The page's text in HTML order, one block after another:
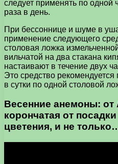
следует применять по одной
раза в день.
При бессоннице и шуме в
применение следующего
столовая ложка
вильчатой на два стакана
настаивают в течение двух
Это средство
в сутки по одной столовой
Весенние анемоны:
корончатая от
цветения, и не